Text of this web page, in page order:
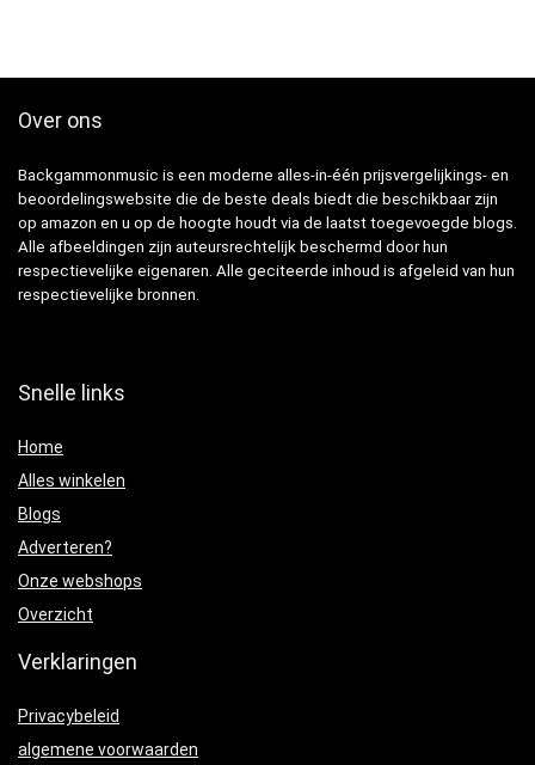
Over ons
Backgammonmusic is een moderne alles-in-één prijsvergelijkings- en
beoordelingswebsite die de beste deals biedt die beschikbaar zijn
op amazon en u op de hoogte houdt via de laatst toegevoegde blogs.
Alle afbeeldingen zijn auteursrechtelijk beschermd door hun
respectievelijke eigenaren. Alle geciteerde inhoud is afgeleid van hun
respectievelijke bronnen.
Snelle links
Home
Alles winkelen
Blogs
Adverteren?
Onze webshops
Overzicht
Verklaringen
Privacybeleid
algemene voorwaarden